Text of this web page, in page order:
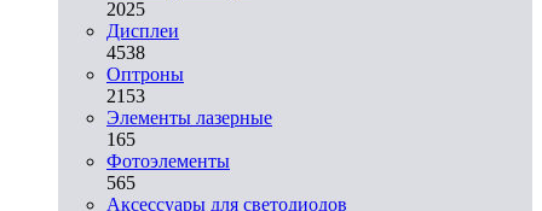
2025
Дисплеи
4538
Оптроны
2153
Элементы лазерные
165
Фотоэлементы
565
Аксессуары для светодиодов